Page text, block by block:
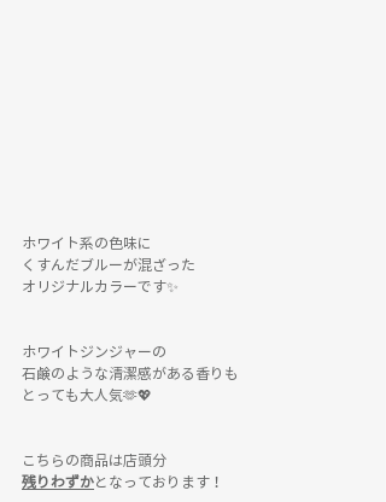
ホワイト系の色味に
くすんだブルーが混ざった
オリジナルカラーです✨
ホワイトジンジャーの
石鹸のような清潔感がある香りも
とっても大人気🫶💖
こちらの商品は店頭分
残りわずかとなっております！